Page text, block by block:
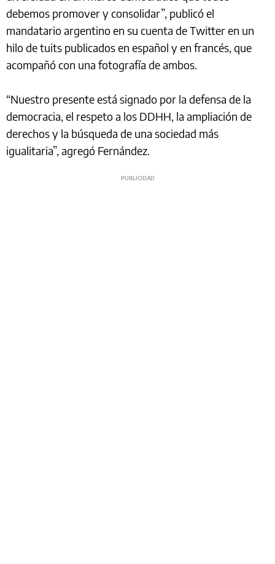
debemos promover y consolidar”, publicó el
mandatario argentino en su cuenta de Twitter en un
hilo de tuits publicados en español y en francés, que
acompañó con una fotografía de ambos.
“Nuestro presente está signado por la defensa de la
democracia, el respeto a los DDHH, la ampliación de
derechos y la búsqueda de una sociedad más
igualitaria”, agregó Fernández.